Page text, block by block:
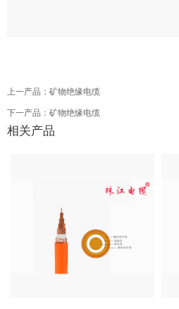
上一产品： 矿物绝缘电缆
下一产品： 矿物绝缘电缆
相关产品